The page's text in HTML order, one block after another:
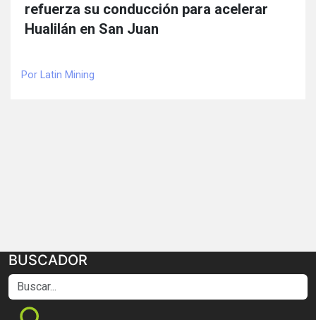
refuerza su conducción para acelerar
Hualilán en San Juan
Por Latin Mining
BUSCADOR
Buscar...